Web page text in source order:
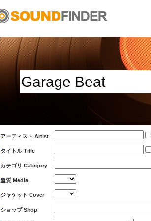
アーティスト Artist
タイトル Title
カテゴリ Category
盤質 Media
ジャケット Cover
ショップ Shop